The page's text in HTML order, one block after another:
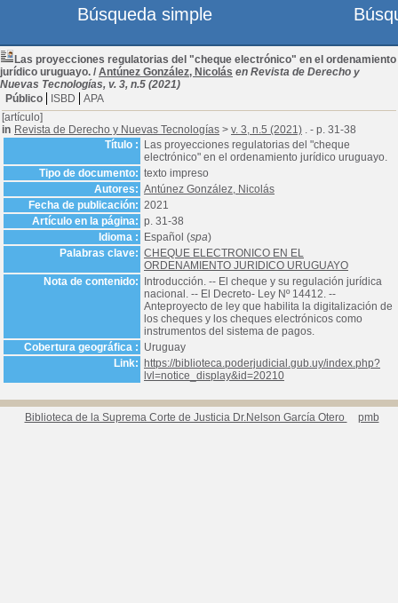
Las proyecciones regulatorias del "cheque electrónico" en el ordenamiento
jurídico uruguayo. / Antúnez González, Nicolás en Revista de Derecho y
Nuevas Tecnologías, v. 3, n.5 (2021)
Público
ISBD
APA
[artículo]
in Revista de Derecho y Nuevas Tecnologías > v. 3, n.5 (2021) . - p. 31-38
Título :
Las proyecciones regulatorias del "cheque
electrónico" en el ordenamiento jurídico uruguayo.
Tipo de documento: texto impreso
Autores: Antúnez González, Nicolás
Fecha de publicación: 2021
Artículo en la página: p. 31-38
Idioma :
Español (spa)
Palabras clave: CHEQUE ELECTRONICO EN EL
ORDENAMIENTO JURIDICO URUGUAYO
Nota de contenido:
Introducción. -- El cheque y su regulación jurídica
nacional. -- El Decreto- Ley Nº 14412. --
Anteproyecto de ley que habilita la digitalización de
los cheques y los cheques electrónicos como
instrumentos del sistema de pagos.
Cobertura geográfica : Uruguay
Link:
https://biblioteca.poderjudicial.gub.uy/index.php?
lvl=notice_display&id=20210
Biblioteca de la Suprema Corte de Justicia Dr.Nelson García Otero pmb
Búsqueda simple